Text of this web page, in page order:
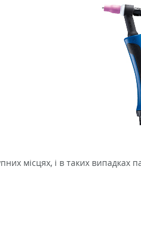
місцях, і в таких випадках